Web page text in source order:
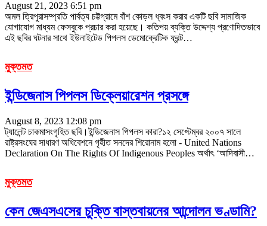
August 21, 2023 6:51 pm
অমল ত্রিপুরাসম্প্রতি পার্বত্য চট্টগ্রামে বাঁশ কোড়ল ধ্বংস করার একটি ছবি সামাজিক
যোগাযোগ মাধ্যম ফেসবুকে প্রচার করা হয়েছে। কতিপয় ব্যক্তি উদ্দেশ্য প্রণোদিতভাবে
এই ছবির ঘটনার সাথে ইউনাইটেড পিপলস ডেমোক্রেটিক ফ্রন্ট…
মুক্তমত
ইন্ডিজেনাস পিপলস ডিক্লেয়ারেশন প্রসঙ্গে
August 8, 2023 12:08 pm
ট্যালেন্ট চাকমাসংগৃহিত ছবি।ইন্ডিজেনাস পিপলস কারা?১২ সেপ্টেম্বর ২০০৭ সালে
রাষ্ট্রসংঘের সাধারণ অধিবেশনে গৃহীত সনদের শিরোনাম হলো - United Nations
Declaration On The Rights Of Indigenous Peoples অর্থাৎ ‘আদিবাসী…
মুক্তমত
কেন জেএসএসের চুক্তি বাস্তবায়নের আন্দোলন ভণ্ডামি?